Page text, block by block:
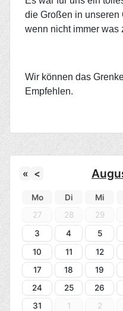
« <
Mo Di Mi
27
28 29
3
4 5
10
11 12
17
18 19
24
25 26
31
1 2
die Großen in unseren
wenn nicht immer was
Wir können das
Empfehlen.